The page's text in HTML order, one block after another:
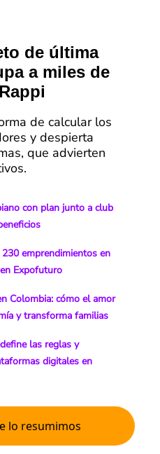
de última
a miles de
de calcular los
y despierta
que advierten
con plan junto a club
emprendimientos en
Expofuturo
Colombia: cómo el amor
y transforma familias
las reglas y
digitales en
lo resumimos